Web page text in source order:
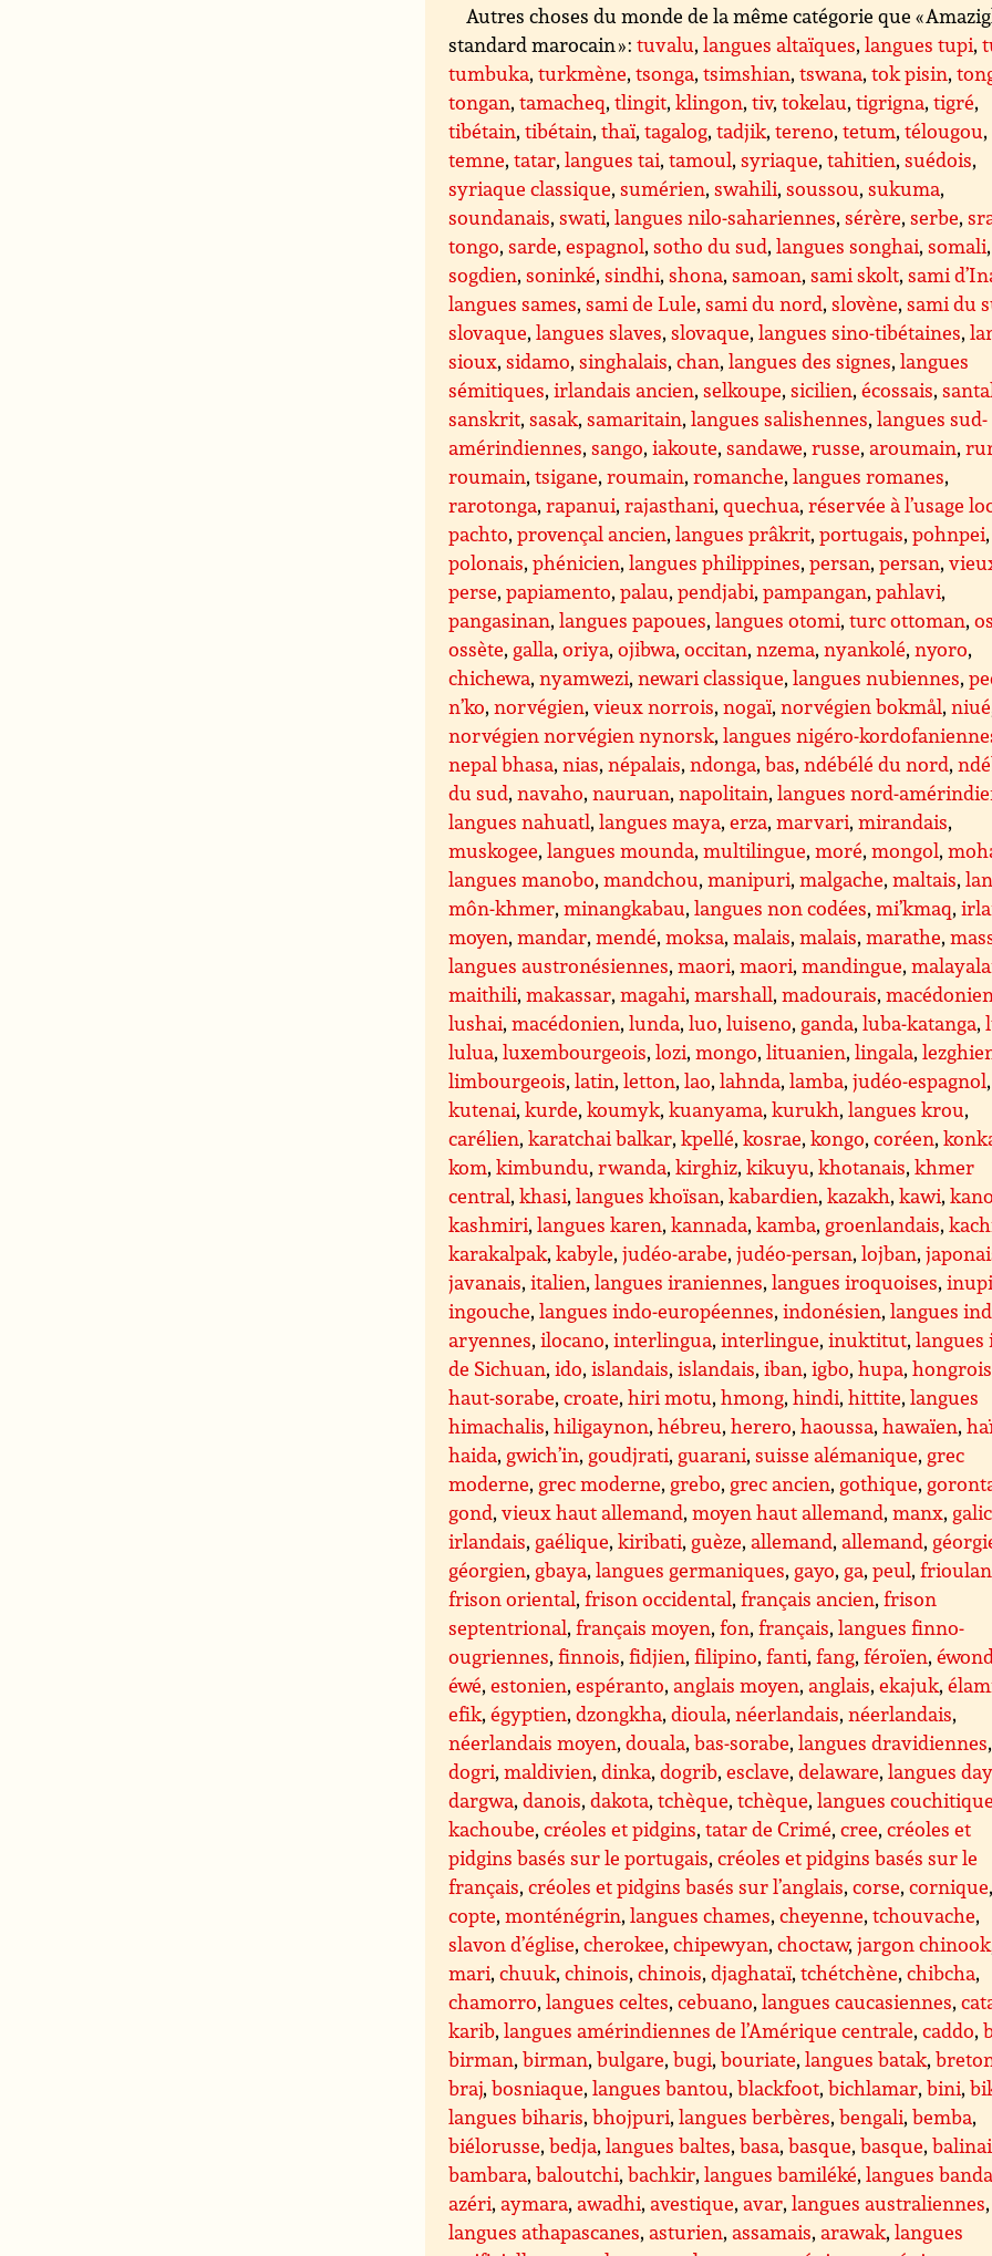
Autres choses du monde de la même catégorie que «
standard marocain » :tuvalu,langues altaïques,langues tupi,
tumbuka,turkmène,tsonga,tsimshian,tswana,tok pisin,
tongan,tamacheq,tlingit,klingon,tiv,tokelau,tigrigna,tigré,
tibétain,tibétain,thaï,tagalog,tadjik,tereno,tetum,télougou,
temne,tatar,langues tai,tamoul,syriaque,tahitien,suédois,
syriaque classique,sumérien,swahili,soussou,sukuma,
soundanais,swati,langues nilo-sahariennes,sérère,serbe,
tongo,sarde,espagnol,sotho du sud,langues songhai,somali,
sogdien,soninké,sindhi,shona,samoan,sami skolt,sami
langues sames,sami de Lule,sami du nord,slovène,sami du
slovaque,langues slaves,slovaque,langues sino-tibétaines,
sioux,sidamo,singhalais,chan,langues des signes,langues
sémitiques,irlandais ancien,selkoupe,sicilien,écossais,
sanskrit,sasak,samaritain,langues salishennes,langues sud-
amérindiennes,sango,iakoute,sandawe,russe,aroumain,
roumain,tsigane,roumain,romanche,langues romanes,
rarotonga,rapanui,rajasthani,quechua,réservée à l’usage
pachto,provençal ancien,langues prâkrit,portugais,pohnpei
polonais,phénicien,langues philippines,persan,persan,
perse,papiamento,palau,pendjabi,pampangan,pahlavi,
pangasinan,langues papoues,langues otomi,turc ottoman,
ossète, galla,oriya,ojibwa,occitan,nzema,nyankolé,nyoro,
chichewa,nyamwezi,newari classique,langues nubiennes,
n’ko,norvégien,vieux norrois,nogaï,norvégien bokmål,niué
norvégien norvégien nynorsk,langues nigéro-
nepal bhasa,nias,népalais,ndonga,bas,ndébélé du nord,
du sud,navaho,nauruan,napolitain,langues nord-
langues nahuatl,langues maya,erza,marvari,mirandais,
muskogee,langues mounda,multilingue,moré,mongol,
langues manobo,mandchou,manipuri,malgache,maltais,
môn-khmer,minangkabau,langues non codées,mi’kmaq,
moyen,mandar,mendé,moksa,malais,malais,marathe,
langues austronésiennes,maori,maori,mandingue,
maithili,makassar,magahi,marshall,madourais,
lushai,macédonien,lunda,luo,luiseno, ganda,luba-katanga,
lulua,luxembourgeois,lozi,mongo,lituanien,lingala,
limbourgeois,latin,letton,lao,lahnda,lamba,judéo-espagnol,
kutenai,kurde,koumyk,kuanyama,kurukh,langues krou,
carélien,karatchai balkar,kpellé,kosrae,kongo,coréen,
kom,kimbundu,rwanda,kirghiz,kikuyu,khotanais,khmer
central,khasi,langues khoïsan,kabardien,kazakh,kawi,
kashmiri,langues karen,kannada,kamba, groenlandais,
karakalpak,kabyle,judéo-arabe,judéo-persan,lojban,
javanais,italien,langues iraniennes,langues iroquoises,
ingouche,langues indo-européennes,indonésien,langues
aryennes,ilocano,interlingua,interlingue,inuktitut,langues
de Sichuan,ido,islandais,islandais,iban,igbo,hupa,hongrois
haut-sorabe,croate,hiri motu,hmong,hindi,hittite,langues
himachalis,hiligaynon,hébreu,herero,haoussa,hawaïen,
haida, gwich’in, goudjrati, guarani,suisse alémanique, grec
moderne, grec moderne, grebo, grec ancien, gothique,
gond,vieux haut allemand,moyen haut allemand,manx,
irlandais, gaélique,kiribati, guèze,allemand,allemand,
géorgien, gbaya,langues germaniques, gayo, ga,peul,frioulan
frison oriental,frison occidental,français ancien,frison
septentrional,français moyen,fon,français,langues finno-
ougriennes,finnois,fidjien,filipino,fanti,fang,féroïen,
éwé,estonien,espéranto,anglais moyen,anglais,ekajuk,
efik,égyptien,dzongkha,dioula,néerlandais,néerlandais,
néerlandais moyen,douala,bas-sorabe,langues dravidiennes,
dogri,maldivien,dinka,dogrib,esclave,delaware,langues
dargwa,danois,dakota,tchèque,tchèque,langues
kachoube,créoles et pidgins,tatar de Crimé,cree,créoles et
pidgins basés sur le portugais,créoles et pidgins basés sur le
français,créoles et pidgins basés sur l’anglais,corse,cornique,
copte,monténégrin,langues chames,cheyenne,tchouvache,
slavon d’église,cherokee,chipewyan,choctaw,jargon chinook
mari,chuuk,chinois,chinois,djaghataï,tchétchène,chibcha,
chamorro,langues celtes,cebuano,langues caucasiennes,
karib,langues amérindiennes de l’Amérique centrale,caddo,
birman,birman,bulgare,bugi,bouriate,langues batak,
braj,bosniaque,langues bantou,blackfoot,bichlamar,bini,
langues biharis,bhojpuri,langues berbères,bengali,bemba,
biélorusse,bedja,langues baltes,basa,basque,basque,
bambara,baloutchi,bachkir,langues bamiléké,langues banda
azéri,aymara,awadhi,avestique,avar,langues australiennes,
langues athapascanes,asturien,assamais,arawak,langues